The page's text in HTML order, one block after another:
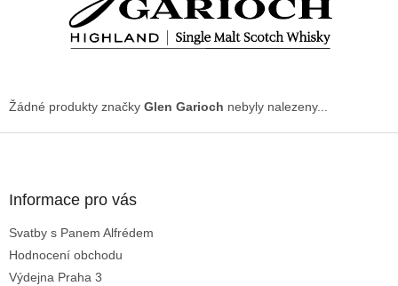
Žádné produkty značky Glen Garioch nebyly nalezeny...
Informace pro vás
Svatby s Panem Alfrédem
Hodnocení obchodu
Výdejna Praha 3